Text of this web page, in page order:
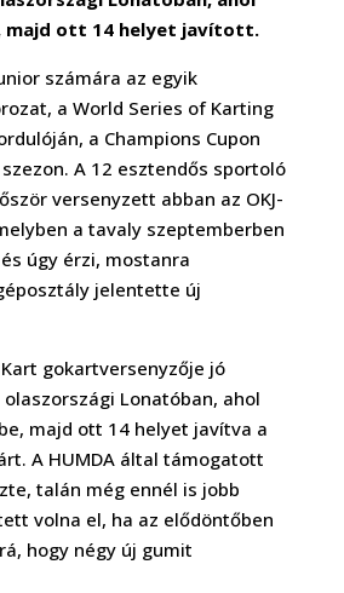
ott 14 helyet javított.
számára az egyik
a World Series of Karting
a Champions Cupon
A 12 esztendős sportoló
versenyzett abban az OKJ-
a tavaly szeptemberben
úgy érzi, mostanra
jelentette új
gokartversenyzője jó
Lonatóban, ahol
majd ott 14 helyet javítva a
A HUMDA által támogatott
talán még ennél is jobb
volna el, ha az elődöntőben
hogy négy új gumit